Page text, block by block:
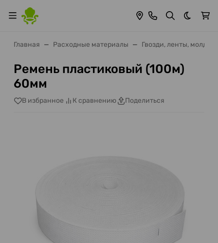
Темная
Главная Расходные материалы Гвозди, ленты,
Ремень пластиковый (100м)
60мм
В избранное К сравнению Поделиться